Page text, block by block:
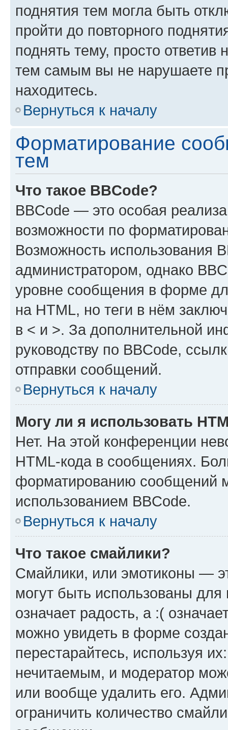
поднятия тем могла быть
пройти до повторного
поднять тему, просто ответив
тем самым вы не нарушаете
находитесь.
Вернуться к началу
Форматирование
тем
Что такое BBCode?
BBCode — это особая
возможности по
Возможность использования
администратором, однако
уровне сообщения в форме
на HTML, но теги в нём
в < и >. За дополнительной
руководству по BBCode,
отправки сообщений.
Вернуться к началу
Могу ли я использовать
Нет. На этой конференции
HTML-кода в сообщениях.
форматированию сообщений
использованием BBCode.
Вернуться к началу
Что такое смайлики?
Смайлики, или эмотиконы —
могут быть использованы
означает радость, а :(
можно увидеть в форме
перестарайтесь, используя
нечитаемым, и модератор
или вообще удалить его.
ограничить количество